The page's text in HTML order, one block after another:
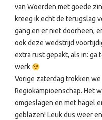
van Woerden met goede
kreeg ik echt de terugslag
gang en er niet doorheen,
ook deze wedstrijd
extra rust gepakt, als in: ga
werk
Vorige zaterdag trokken
Regiokampioenschap. Het
omgeslagen en met hagel
geblazen! Leuk dus weer